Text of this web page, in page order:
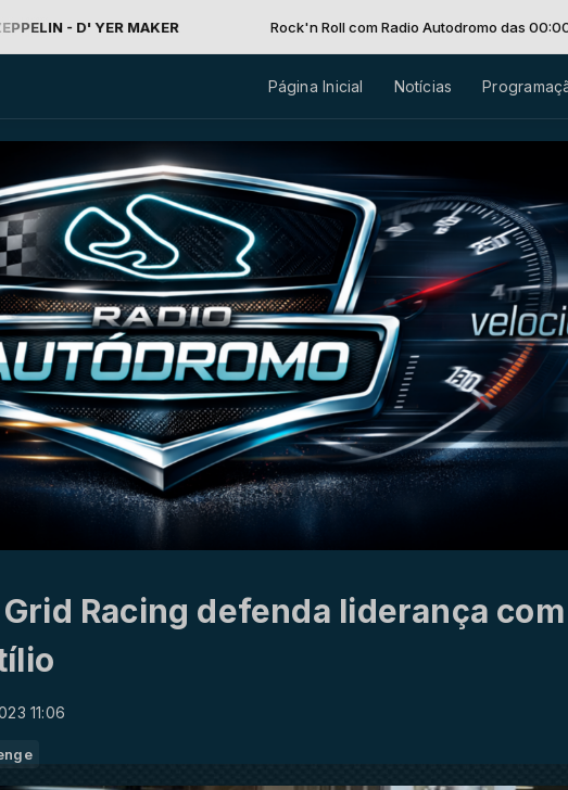
MAKER Rock'n Roll com Radio Autodromo das 00:00 às 18:59 -
Página Inicial Notícias
Racing defenda liderança com
11:06